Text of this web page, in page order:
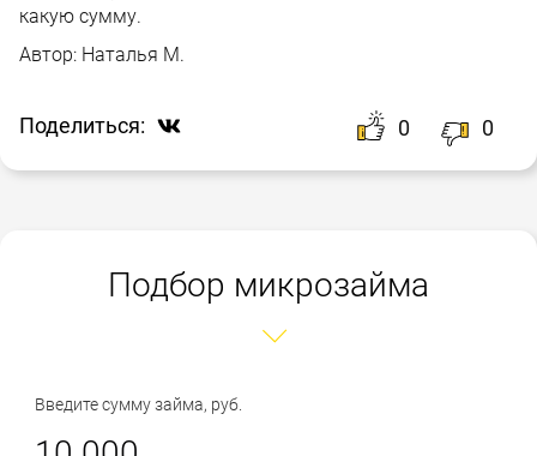
какую сумму.
Автор: Наталья М.
Поделиться: 0 0
Подбор микрозайма
Введите сумму займа, руб.